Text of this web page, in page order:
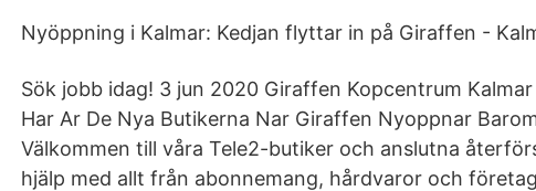
Nyöppning i Kalmar: Kedjan flyttar in på Giraffen -
Sök jobb idag! 3 jun 2020 Giraffen Kopcentrum
Har Ar De Nya Butikerna Nar Giraffen Nyoppnar
Välkommen till våra Tele2-butiker och anslutna
hjälp med allt från abonnemang, hårdvaror och